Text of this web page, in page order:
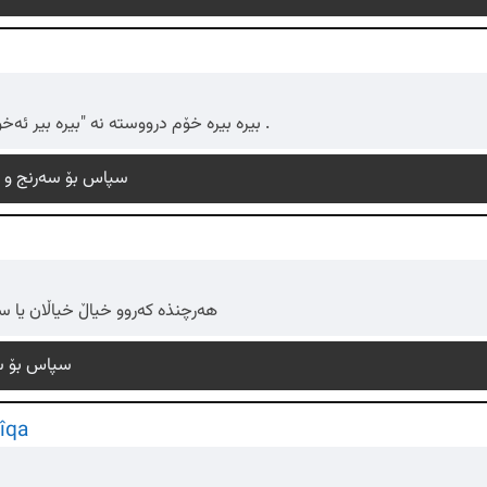
بیرە بیرە خۆم درووستە نە "بیرە بیر ئەخۆم" هەر وەهاش هەوارگیرە خۆم .
سپاس بۆ سەرنج و
هەرچنذە کەروو خیاڵ خیاڵان یا
سپاس بۆ